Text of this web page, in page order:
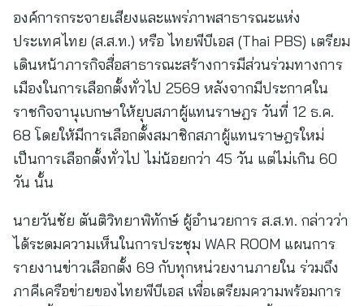
เป็นการเลือกตั้งทั่วไป ไม่น้อยกว่า 45 วัน แต่ไม่เกิน 60
วัน นั้น
นายวันชัย ตันติวิทยาพิทักษ์ ผู้อำนวยการ ส.ส.ท. กล่าวว่า
ได้ระดมความเห็นในการประชุม WAR ROOM แผนการ
รายงานข่าวเลือกตั้ง 69 กับทุกหน่วยงานภายใน ร่วมถึง
ภาคีเครือข่ายของไทยพีบีเอส เพื่อเตรียมความพร้อมการ
เลือกตั้ง ภายใต้แคมเปญ “Thai PBS เลือกตั้ง 69 – เสียง
ประชาชนเข้าถึงข้อมูลที่ถูกต้อง โปร่งใส และรอบด้าน โดย
เฉพาะกลุ่มประชาชนที่ยังไม่ตัดสินใจเลือกพรรคการเมือง
และผู้มีสิทธิ์เลือกตั้งครั้งแรก โดยการจัดกิจกรรมสัญจร 4
ภาค เวทีดีเบตผู้สมัคร และรับฟังความเห็นประชาชน